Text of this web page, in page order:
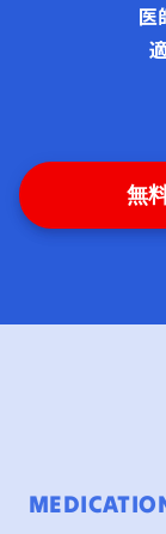
医
無